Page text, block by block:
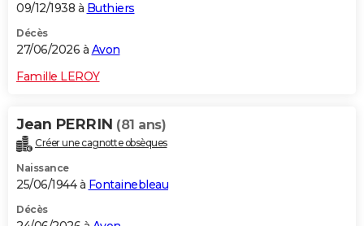
09/12/1938 à Buthiers
Décès
27/06/2026 à Avon
Famille LEROY
Jean PERRIN (81 ans)
Créer une cagnotte obsèques
Naissance
25/06/1944 à Fontainebleau
Décès